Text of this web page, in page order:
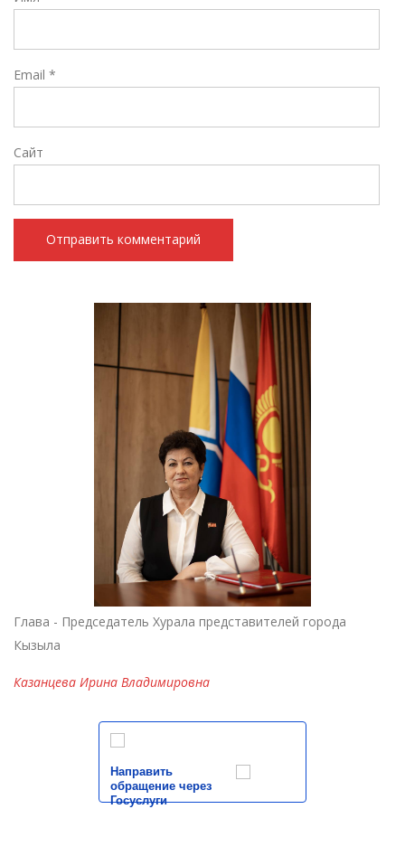
Email *
Сайт
Глава - Председатель Хурала представителей города
Кызыла
Казанцева Ирина Владимировна
Направить
обращение через
Госуслуги